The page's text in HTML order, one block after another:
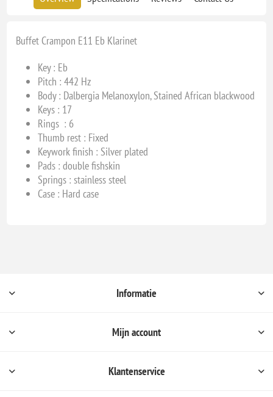
Buffet Crampon E11 Eb Klarinet
Key : Eb
Pitch : 442 Hz
Body : Dalbergia Melanoxylon, Stained African blackwood
Keys : 17
Rings : 6
Thumb rest : Fixed
Keywork finish : Silver plated
Pads : double fishskin
Springs : stainless steel
Case : Hard case
Informatie
Mijn account
Klantenservice